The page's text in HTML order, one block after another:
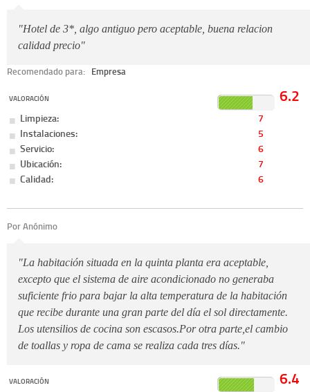
"Hotel de 3*, algo antiguo pero aceptable, buena relacion
calidad precio"
Recomendado para: Empresa
VALORACIÓN 6.2
Limpieza:
7
Instalaciones:
5
Servicio:
6
Ubicación:
7
Calidad:
6
Por Anónimo
"La habitación situada en la quinta planta era aceptable,
excepto que el sistema de aire acondicionado no generaba
suficiente frio para bajar la alta temperatura de la habitación
que recibe durante una gran parte del día el sol directamente.
Los utensilios de cocina son escasos.Por otra parte,el cambio
de toallas y ropa de cama se realiza cada tres días."
VALORACIÓN 6.4